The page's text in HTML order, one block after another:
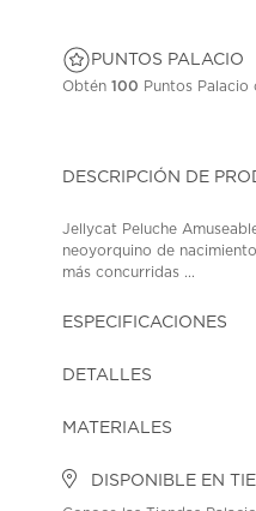
PUNTOS PALACIO
Obtén100 Puntos Palacio
DESCRIPCIÓN DE
Jellycat Peluche
neoyorquino de
más concurridas ...
ESPECIFICACIONES
DETALLES
MATERIALES
DISPONIBLE EN